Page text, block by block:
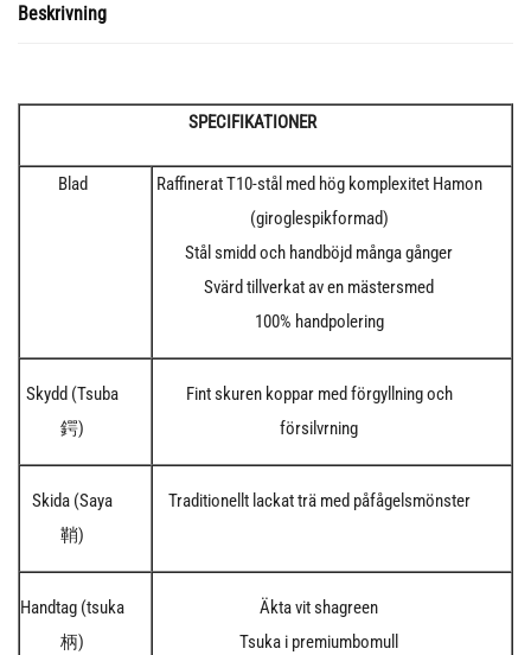
Beskrivning
SPECIFIKATIONER
Blad
Raffinerat T10-stål med hög komplexitet Hamon
(giroglespikformad)
Stål smidd och handböjd många gånger
Svärd tillverkat av en mästersmed
100% handpolering
Skydd (Tsuba
鍔)
Fint skuren koppar med förgyllning och
försilvrning
Skida (Saya
鞘)
Traditionellt lackat trä med påfågelsmönster
Handtag (tsuka
柄)
Äkta vit shagreen
Tsuka i premiumbomull